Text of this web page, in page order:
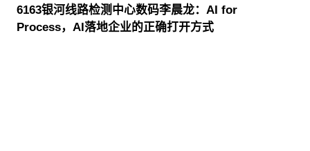
6163银河线路检测中心数码李晨龙：AI for
Process，AI落地企业的正确打开方式